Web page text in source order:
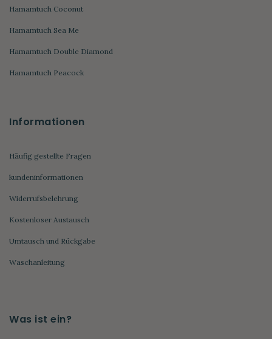
Hamamtuch Coconut
Hamamtuch Sea Me
Hamamtuch Double Diamond
Hamamtuch Peacock
Informationen
Häufig gestellte Fragen
kundeninformationen
Widerrufsbelehrung
Kostenloser Austausch
Umtausch und Rückgabe
Waschanleitung
Was ist ein?